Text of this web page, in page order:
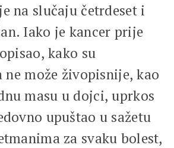
na slučaju četrdeset i
Iako je kancer prije
kako su
može živopisnije, kao
masu u dojci, uprkos
upuštao u sažetu
za svaku bolest,